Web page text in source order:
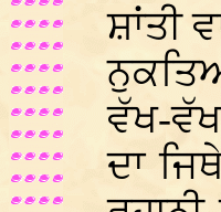
ਸ਼ਾਂਤੀ
ਵੱਖ-
ਦਾ